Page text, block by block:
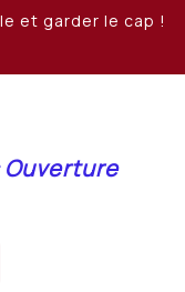
et garder le cap !